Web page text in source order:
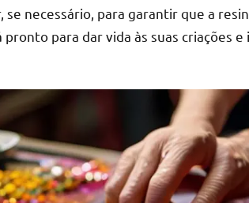
se necessário, para garantir que a
pronto para dar vida às suas criações